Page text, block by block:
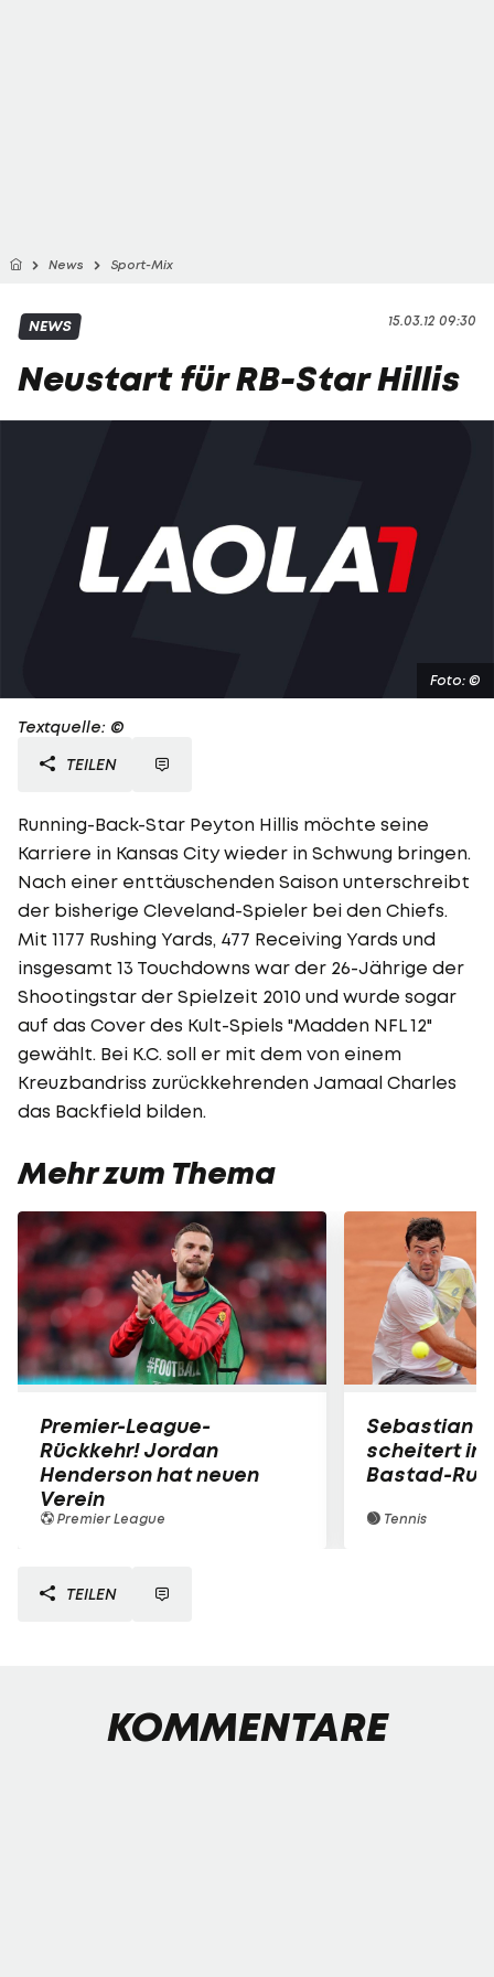
News Sport-Mix
15.03.12 09:30
NEWS
Neustart für RB-Star Hillis
Foto: ©
Textquelle: ©
TEILEN
Running-Back-Star Peyton Hillis möchte seine
Karriere in Kansas City wieder in Schwung bringen.
Nach einer enttäuschenden Saison unterschreibt
der bisherige Cleveland-Spieler bei den Chiefs.
Mit 1177 Rushing Yards, 477 Receiving Yards und
insgesamt 13 Touchdowns war der 26-Jährige der
Shootingstar der Spielzeit 2010 und wurde sogar
auf das Cover des Kult-Spiels "Madden NFL 12"
gewählt. Bei K.C. soll er mit dem von einem
Kreuzbandriss zurückkehrenden Jamaal Charles
das Backfield bilden.
Mehr zum Thema
Premier-League-
Rückkehr! Jordan
Henderson hat neuen
Verein
Premier League
Sebastian
scheitert in
Bastad-
Tennis
TEILEN
KOMMENTARE